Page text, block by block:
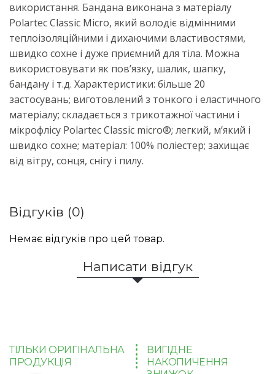
використання. Бандана виконана з матеріалу
Polartec Classic Micro, який володіє відмінними
теплоізоляційними і дихаючими властивостями,
швидко сохне і дуже приємний для тіла. Можна
використовувати як пов’язку, шалик, шапку,
бандану і т.д. Характеристики: більше 20
застосувань; виготовлений з тонкого і еластичного
матеріалу; складається з трикотажної частини і
мікрофлісу Polartec Classic micro®; легкий, м’який і
швидко сохне; матеріал: 100% поліестер; захищає
від вітру, сонця, снігу і пилу.
Відгуків (0)
Немає відгуків про цей товар.
Написати відгук
ТІЛЬКИ ОРИГІНАЛЬНА
ПРОДУКЦІЯ
ВИГІДНЕ
НАКОПИЧЕННЯ